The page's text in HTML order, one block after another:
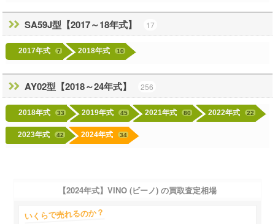
SA59J型【2017～18年式】 17
2017年式 7 2018年式 10
AY02型【2018～24年式】 256
2018年式 33 2019年式 45 2021年式 80 2022年式 22
2023年式 42 2024年式 34
【2024年式】VINO (ビーノ) の買取査定相場
いくらで売れるのか？